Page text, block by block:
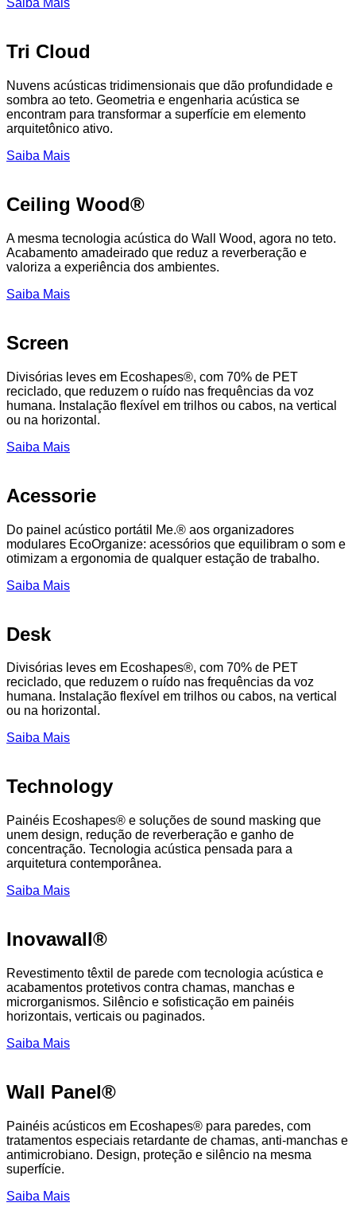
Saiba Mais
Tri Cloud
Nuvens acústicas tridimensionais que dão profundidade e
sombra ao teto. Geometria e engenharia acústica se
encontram para transformar a superfície em elemento
arquitetônico ativo.
Saiba Mais
Ceiling Wood®
A mesma tecnologia acústica do Wall Wood, agora no teto.
Acabamento amadeirado que reduz a reverberação e
valoriza a experiência dos ambientes.
Saiba Mais
Screen
Divisórias leves em Ecoshapes®, com 70% de PET
reciclado, que reduzem o ruído nas frequências da voz
humana. Instalação flexível em trilhos ou cabos, na vertical
ou na horizontal.
Saiba Mais
Acessorie
Do painel acústico portátil Me.® aos organizadores
modulares EcoOrganize: acessórios que equilibram o som e
otimizam a ergonomia de qualquer estação de trabalho.
Saiba Mais
Desk
Divisórias leves em Ecoshapes®, com 70% de PET
reciclado, que reduzem o ruído nas frequências da voz
humana. Instalação flexível em trilhos ou cabos, na vertical
ou na horizontal.
Saiba Mais
Technology
Painéis Ecoshapes® e soluções de sound masking que
unem design, redução de reverberação e ganho de
concentração. Tecnologia acústica pensada para a
arquitetura contemporânea.
Saiba Mais
Inovawall®
Revestimento têxtil de parede com tecnologia acústica e
acabamentos protetivos contra chamas, manchas e
microrganismos. Silêncio e sofisticação em painéis
horizontais, verticais ou paginados.
Saiba Mais
Wall Panel®
Painéis acústicos em Ecoshapes® para paredes, com
tratamentos especiais retardante de chamas, anti-manchas e
antimicrobiano. Design, proteção e silêncio na mesma
superfície.
Saiba Mais